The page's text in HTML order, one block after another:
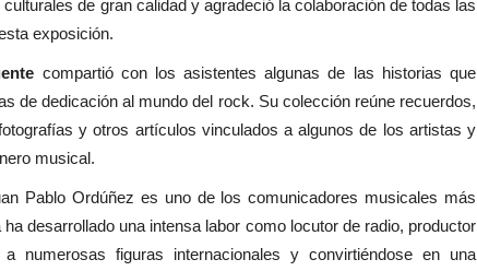
de gran calidad y agradeció la colaboración de todas las
exposición.
compartió con los asistentes algunas de las historias que
de dedicación al mundo del rock. Su colección reúne recuerdos,
y otros artículos vinculados a algunos de los artistas y
musical.
Pablo Ordúñez es uno de los comunicadores musicales más
desarrollado una intensa labor como locutor de radio, productor
numerosas figuras internacionales y convirtiéndose en una